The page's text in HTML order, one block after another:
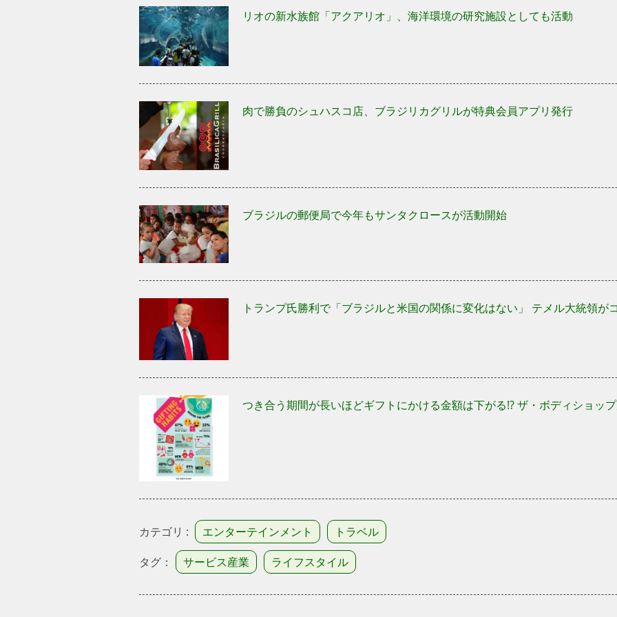
リオの新水族館「アクアリオ」、海洋環境の研究施設としても活動
肉で勝負のシュハスコ店、ブラジリカグリルが特典会員アプリ発行
ブラジルの郵便局で今年もサンタクロースが活動開始
トランプ氏勝利で「ブラジルと米国の関係に変化はない」 テメル大統領が
つき合う期間が長いほどギフトにかける金額は下がる!? ザ・ボディショッ
カテゴリ : エンターテインメント
トラベル
タグ：
サービス産業 ライフスタイル